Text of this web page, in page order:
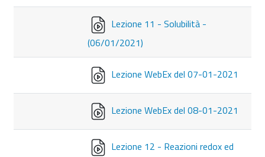
Lezione 11 - Solubilità -
(06/01/2021)
Lezione WebEx del 07-01-2021
Lezione WebEx del 08-01-2021
Lezione 12 - Reazioni redox ed